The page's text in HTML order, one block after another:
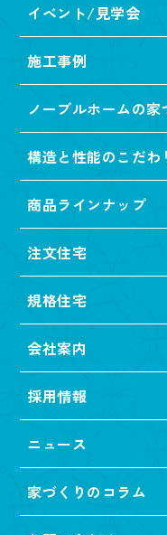
イベント/見学会
施工事例
ノーブルホームの家
構造と性能のこだわ
商品ラインナップ
注文住宅
規格住宅
会社案内
採用情報
ニュース
家づくりのコラム